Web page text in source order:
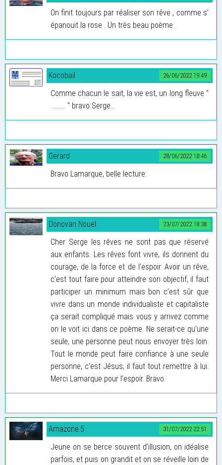
On finit toujours par réaliser son rêve , comme s’
épanouit la rose . Un très beau poème .
26/06/2022 19:49
Kocobail
Comme chacun le sait, la vie est, un long fleuve "
.......... " bravo Serge...
28/06/2022 18:46
Gerard
Bravo Lamarque, belle lecture.
23/07/2022 18:38
Donovan Nouel
Cher Serge les rêves ne sont pas que réservé
aux enfants. Les rêves font vivre, ils donnent du
courage, de la force et de l’espoir. Avoir un rêve,
c’est tout faire pour atteindre son objectif, il faut
participer un minimum mais bon c’est sûr que
vivre dans un monde individualiste et capitaliste
ça serait compliqué mais vous y arrivez comme
on le voit ici dans ce poème. Ne serait-ce qu’une
seule, une personne peut nous envoyer très loin.
Tout le monde peut faire confiance à une seule
personne, c’est Jésus, il faut tout remettre à lui.
Merci Lamarque pour l’espoir. Bravo.
31/07/2022 22:51
Amazone.5
Jeune on se berce souvent d’illusion, on idéalise
parfois, et puis on grandit et on se réveille loin de